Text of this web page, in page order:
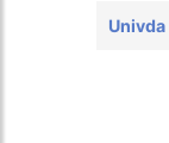
Univda